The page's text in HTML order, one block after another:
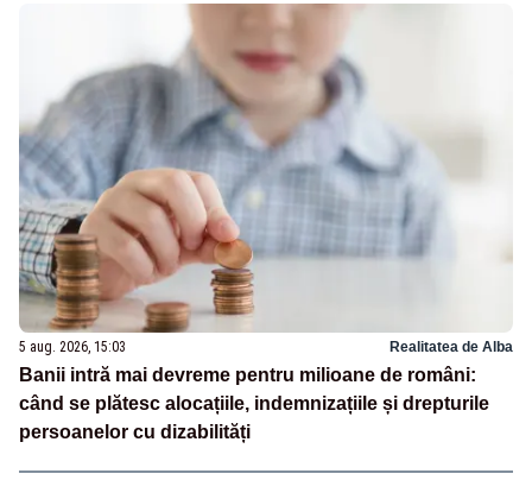
5 aug. 2026, 15:03 Realitatea de Alba
Banii intră mai devreme pentru milioane de români:
când se plătesc alocațiile, indemnizațiile și drepturile
persoanelor cu dizabilități